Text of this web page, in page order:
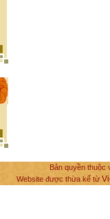
Bản quyền thuộc
Website được thừa kế từ